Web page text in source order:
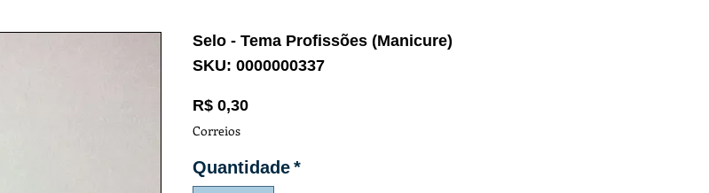
Selo - Tema Profissões (Manicure)
SKU: 0000000337
R$ 0,30Preço
Correios
Quantidade*